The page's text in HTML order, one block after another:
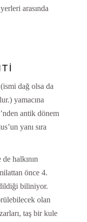
arasında
dağ olsa da
yamacına
antik dönem
yanı sıra
halkının
önce 4.
biliniyor.
olan
taş bir kule